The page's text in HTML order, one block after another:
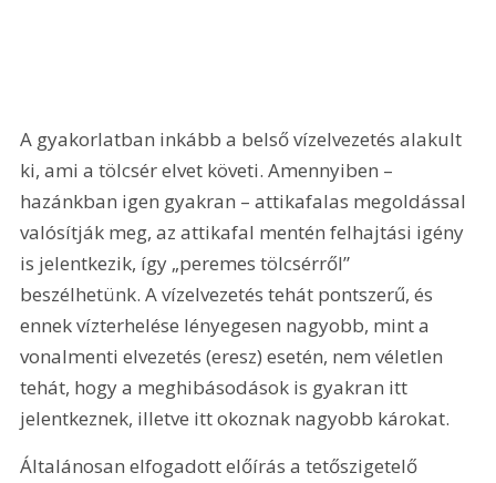
A gyakorlatban inkább a belső vízelvezetés alakult
ki, ami a tölcsér elvet követi. Amennyiben –
hazánkban igen gyakran – attikafalas megoldással
valósítják meg, az attikafal mentén felhajtási igény
is jelentkezik, így „peremes tölcsérről”
beszélhetünk. A vízelvezetés tehát pontszerű, és
ennek vízterhelése lényegesen nagyobb, mint a
vonalmenti elvezetés (eresz) esetén, nem véletlen
tehát, hogy a meghibásodások is gyakran itt
jelentkeznek, illetve itt okoznak nagyobb károkat.
Általánosan elfogadott előírás a tetőszigetelő